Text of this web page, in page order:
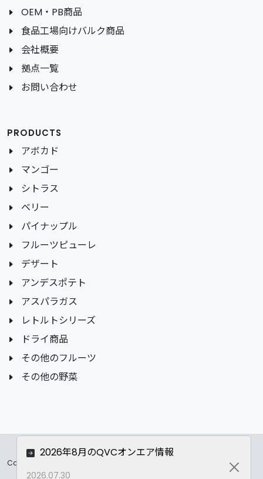
OEM・PB商品
食品工場向けバルク商品
会社概要
拠点一覧
お問い合わせ
PRODUCTS
アボカド
マンゴー
シトラス
ベリー
パイナップル
フルーツピューレ
デザート
アンデスポテト
アスパラガス
レトルトシリーズ
ドライ商品
その他のフルーツ
その他の野菜
Copyrights ©
2026年8月のQVCオンエア情報
2026.07.30 Close